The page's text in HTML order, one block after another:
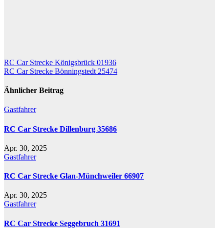
Beitragsnavigation
RC Car Strecke Königsbrück 01936
RC Car Strecke Bönningstedt 25474
Ähnlicher Beitrag
Gastfahrer
RC Car Strecke Dillenburg 35686
Apr. 30, 2025
Gastfahrer
RC Car Strecke Glan-Münchweiler 66907
Apr. 30, 2025
Gastfahrer
RC Car Strecke Seggebruch 31691